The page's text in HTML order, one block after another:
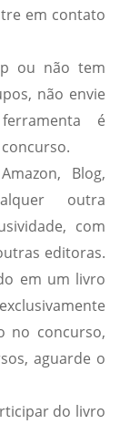
em contato
ou não tem
não envie
é
Blog,
outra
com
editoras.
em um livro
no concurso,
aguarde o
do livro